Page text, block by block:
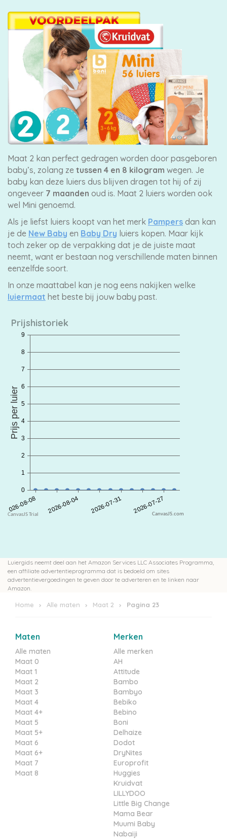
Maat 2 kan perfect gedragen worden door pasgeboren
baby’s, zolang ze tussen 4 en 8 kilogram wegen. Je
baby kan deze luiers dus blijven dragen tot hij of zij
ongeveer 7 maanden oud is. Maat 2 luiers worden ook
wel Mini genoemd.
Als je liefst luiers koopt van het merk Pampers dan kan
je de New Baby en Baby Dry luiers kopen. Maar kijk
toch zeker op de verpakking dat je de juiste maat
neemt, want er bestaan nog verschillende maten binnen
eenzelfde soort.
In onze maattabel kan je nog eens nakijken welke
luiermaat het beste bij jouw baby past.
Prijshistoriek
CanvasJS.com
Luiergids neemt deel aan het Amazon Services LLC Associates Programma,
een affiliate advertentieprogramma dat is bedoeld om sites
advertentievergoedingen te geven door te adverteren en te linken naar
Amazon.
Home Alle maten Maat 2 Pagina 23
Maten
Alle maten
Maat 0
Maat 1
Maat 2
Maat 3
Maat 4
Maat 4+
Maat 5
Maat 5+
Maat 6
Maat 6+
Maat 7
Maat 8
Merken
Alle merken
AH
Attitude
Bambo
Bambyo
Bebiko
Bebino
Boni
Delhaize
Dodot
DryNites
Europrofit
Huggies
Kruidvat
LILLYDOO
Little Big Change
Mama Bear
Muumi Baby
Nabaiji